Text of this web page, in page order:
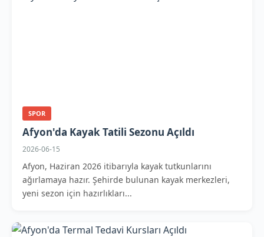
SPOR
Afyon'da Kayak Tatili Sezonu Açıldı
2026-06-15
Afyon, Haziran 2026 itibarıyla kayak tutkunlarını
ağırlamaya hazır. Şehirde bulunan kayak merkezleri,
yeni sezon için hazırlıkları...